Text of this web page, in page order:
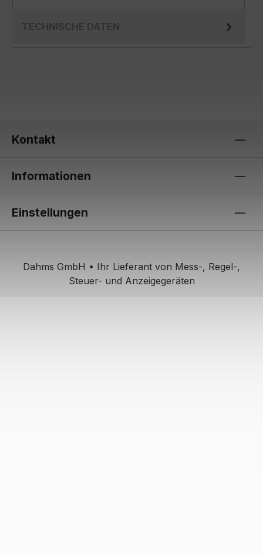
TECHNISCHE DATEN
Kontakt
Informationen
Einstellungen
Dahms GmbH • Ihr Lieferant von Mess-, Regel-,
Steuer- und Anzeigegeräten